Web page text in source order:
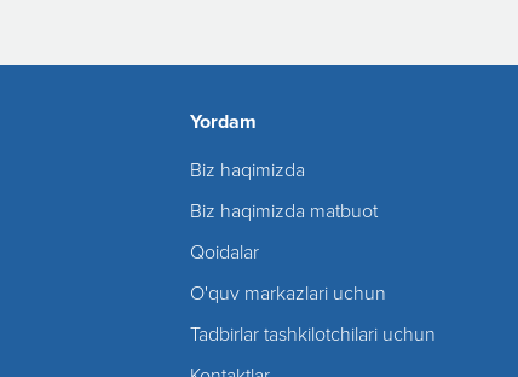
Yordam
Biz haqimizda
Biz haqimizda matbuot
Qoidalar
O'quv markazlari uchun
Tadbirlar tashkilotchilari uchun